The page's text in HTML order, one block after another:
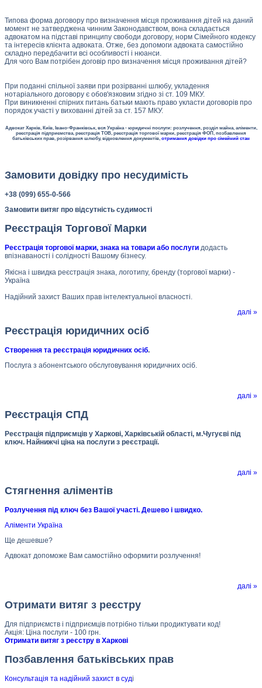
Типова форма договору про визначення місця проживання дітей на даний
момент не затверджена чинним Законодавством, вона складається
адвокатом на підставі принципу свободи договору, норм Сімейного кодексу
та інтересів клієнта адвоката. Отже, без допомоги адвоката самостійно
складно передбачити всі особливості і нюанси.
Для чого Вам потрібен договір про визначення місця проживання дітей?
При поданні спільної заяви при розірванні шлюбу, укладення
нотаріального договору є обов'язковим згідно зі ст. 109 МКУ.
При виникненні спірних питань батьки мають право укласти договорів про
порядок участі у вихованні дітей за ст. 157 МКУ.
Адвокат Харків, Київ, Івано-Франківськ, вся Україна - юридичні послуги: розлучення, розділ майна, аліменти,
реєстрація підприємства, реєстрація ТОВ, реєстрація торгової марки, реєстрація ФОП, позбавлення
батьківських прав, розірвання шлюбу, відновлення документів, отримання довідки про сімейний стан
Замовити довідку про несудимість
+38 (099) 655-0-566
Замовити витяг про відсутність судимості
Реєстрація Торгової Марки
Реєстрація торгової марки, знака на товари або послуги додасть
впізнаваності і солідності Вашому бізнесу.
Якісна і швидка реєстрація знака, логотипу, бренду (торгової марки) -
Україна
Надійний захист Ваших прав інтелектуальної власності.
далі »
Реєстрація юридичних осіб
Створення та реєстрація юридичних осіб.
Послуга з абонентського обслуговування юридичних осіб.
далі »
Реєстрація СПД
Реєстрація підприємців у Харкові, Харківській області, м.Чугуєві під
ключ. Найнижчі ціна на послуги з реєстрації.
далі »
Стягнення аліментів
Розлучення під ключ без Вашої участі. Дешево і швидко.
Аліменти Україна
Ще дешевше?
Адвокат допоможе Вам самостійно оформити розлучення!
далі »
Отримати витяг з реєстру
Для підприємств і підприємців потрібно тільки продиктувати код!
Акція: Ціна послуги - 100 грн.
Отримати витяг з реєстру в Харкові
Позбавлення батьківських прав
Консультація та надійний захист в суді